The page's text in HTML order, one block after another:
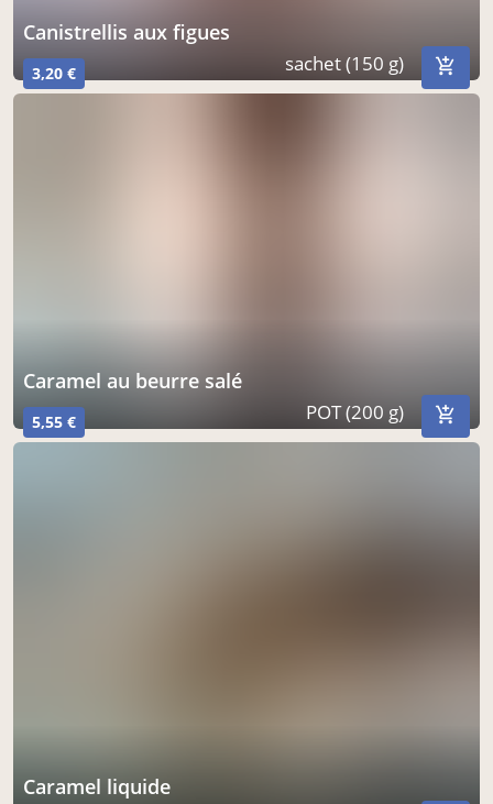
canistrellis aux figues
3,20 € sachet (150 g)
caramel au beurre salé
5,55 € POT (200 g)
caramel liquide